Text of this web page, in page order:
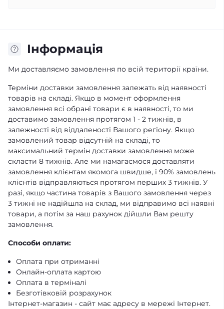
Iнформація
Ми доставляємо замовлення по всій території країни.
Терміни доставки замовлення залежать від наявності
товарів на складі. Якщо в момент оформлення
замовлення всі обрані товари є в наявності, то ми
доставимо замовлення протягом 1 - 2 тижнів, в
залежності від віддаленості Вашого регіону. Якщо
замовлений товар відсутній на складі, то
максимальний термін доставки замовлення може
скласти 8 тижнів. Але ми намагаємося доставляти
замовлення клієнтам якомога швидше, і 90% замовлень
клієнтів відправляються протягом перших 3 тижнів. У
разі, якщо частина товарів з Вашого замовлення через
3 тижні не надійшла на склад, ми відправимо всі наявні
товари, а потім за наш рахунок дійшли Вам решту
замовлення.
Способи оплати:
Оплата при отриманні
Онлайн-оплата картою
Оплата в терміналі
Безготівковій розрахунок
Інтернет-магазин - сайт має адресу в мережі Інтернет.